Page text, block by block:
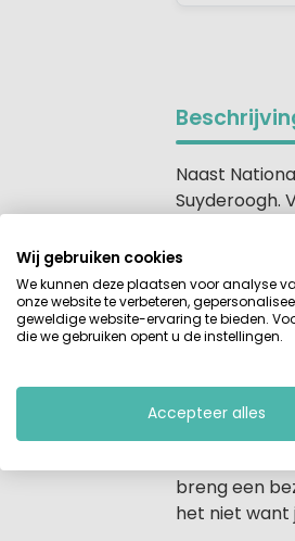
Naast
Suyderoogh.
vergeet je
je vakantie
Op Landal
Er is veel te
midgetgolf.
Landal
de gezellige
Geniet van
breng een
het niet want
Wij gebruiken cookies
We kunnen deze plaatsen voor analyse
onze website te verbeteren,
geweldige website-ervaring te bieden.
die we gebruiken opent u de instellingen.
Accepteer alles